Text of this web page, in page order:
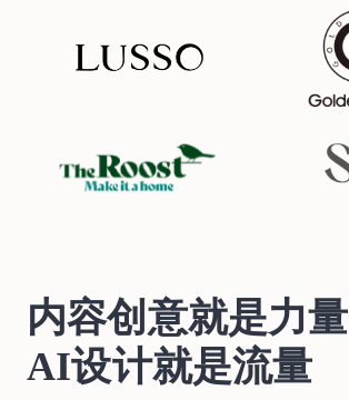
内容创意就是力量
AI设计就是流量